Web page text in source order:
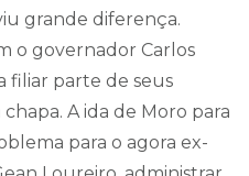
grande diferença.
o governador Carlos
filiar parte de seus
A ida de Moro para
para o agora ex-